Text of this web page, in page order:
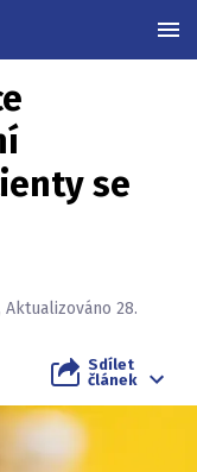
se
Aktualizováno 28.
Sdílet
článek